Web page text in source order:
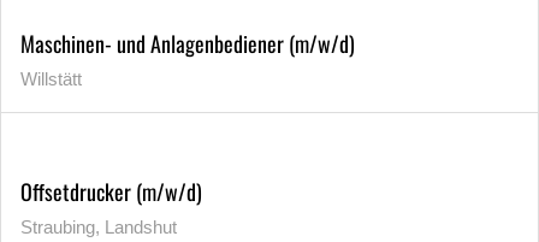
Maschinen- und Anlagenbediener (m/w/d)
Willstätt
Offsetdrucker (m/w/d)
Straubing, Landshut